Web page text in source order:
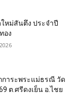
หม่สันตึง ประจำปี
อง
การะพระแม่ธรณี วัด
ต.ศรีดงเย็น อ.ไชย